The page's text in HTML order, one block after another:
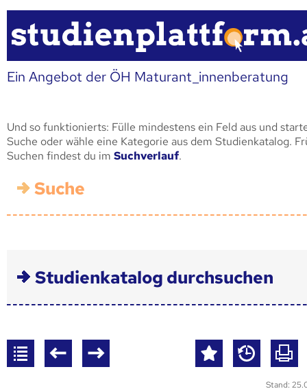
Ein Angebot der ÖH Maturant_innenberatung
Und so funktionierts: Fülle mindestens ein Feld aus und
Suche oder wähle eine Kategorie aus dem Studienkatalog.
Suchen findest du im Suchverlauf.
Suche
Studienkatalog durchsuchen
Stand: